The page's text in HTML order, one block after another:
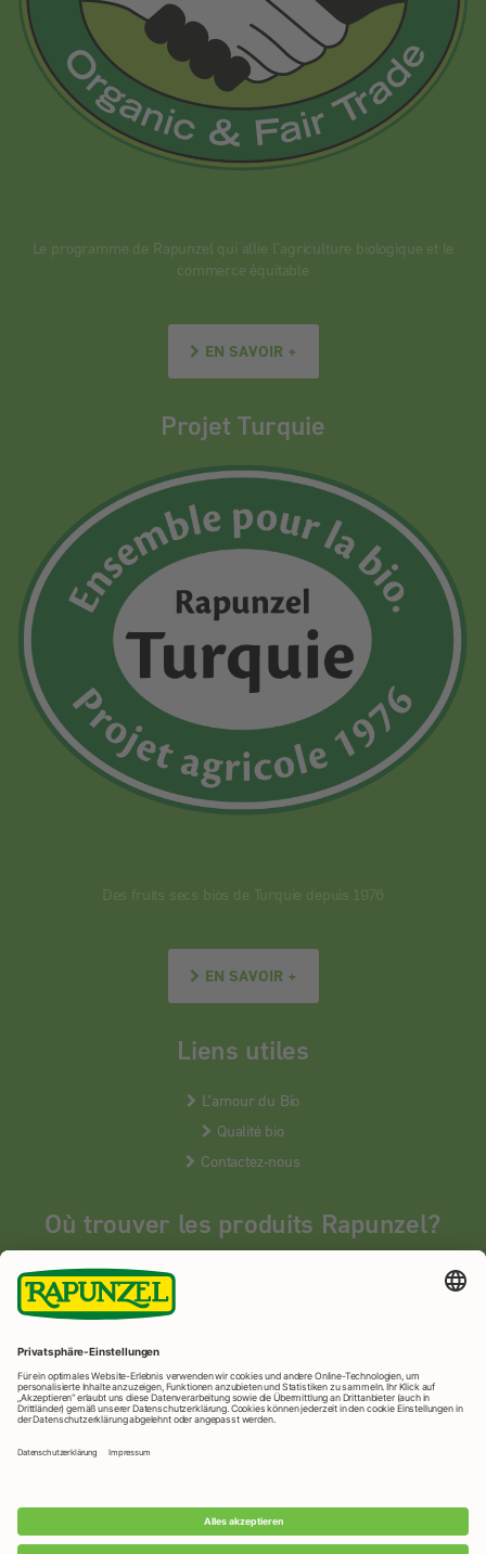
Le programme de Rapunzel qui allie l’agriculture biologique et le
commerce équitable
EN SAVOIR +
Projet Turquie
Des fruits secs bios de Turquie depuis 1976
EN SAVOIR +
Liens utiles
L’amour du Bio
Qualité bio
Contactez-nous
Où trouver les produits Rapunzel?
Les produits Rapunzel sont vendus en France uniquement dans les
MAGASINS BIOS